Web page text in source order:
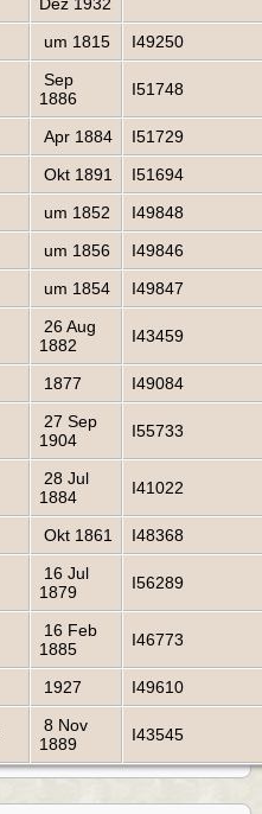
um 1815 I49250
Sep
1886
I51748
Apr 1884
I51729
Okt 1891
I51694
um 1852
I49848
um 1856
I49846
um 1854 I49847
26 Aug
1882
I43459
1877 I49084
27 Sep
1904
I55733
28 Jul
1884
I41022
Okt 1861 I48368
16 Jul
1879
I56289
16 Feb
1885
I46773
1927 I49610
8 Nov
1889
I43545